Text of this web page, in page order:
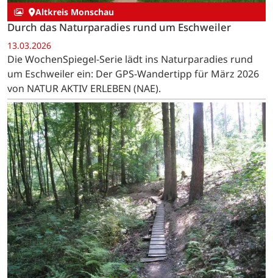
Altkreis Monschau
Durch das Naturparadies rund um Eschweiler
13.03.2026
Die WochenSpiegel-Serie lädt ins Naturparadies rund
um Eschweiler ein: Der GPS-Wandertipp für März 2026
von NATUR AKTIV ERLEBEN (NAE).